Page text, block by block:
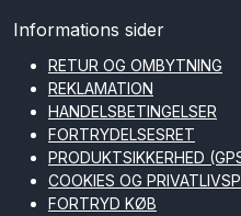
Informations sider
RETUR OG OMBYTNING
REKLAMATION
HANDELSBETINGELSER
FORTRYDELSESRET
PRODUKTSIKKERHED
COOKIES OG
FORTRYD KØB